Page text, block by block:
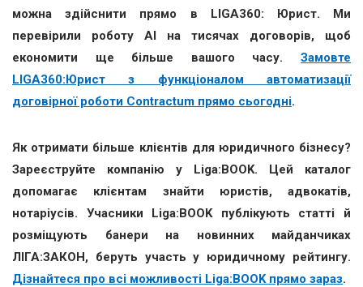
можна здійснити прямо в LIGA360: Юрист. Ми
перевірили роботу AI на тисячах договорів, щоб
економити ще більше вашого часу. Замовте
LIGA360:Юрист з функціоналом автоматизації
договірної роботи Contractum прямо сьогодні.
Як отримати більше клієнтів для юридичного бізнесу?
Зареєструйте компанію у Liga:BOOK. Цей каталог
допомагає клієнтам знайти юристів, адвокатів,
нотаріусів. Учасники Liga:BOOK публікують статті й
розміщують банери на новинних майданчиках
ЛІГА:ЗАКОН, беруть участь у юридичному рейтингу.
Дізнайтеся про всі можливості Liga:BOOK прямо зараз.